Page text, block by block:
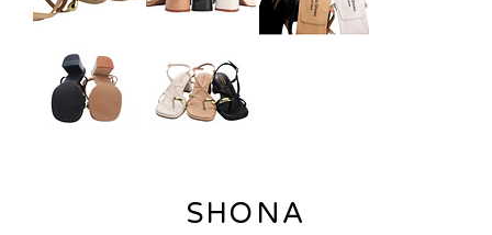
SHONA